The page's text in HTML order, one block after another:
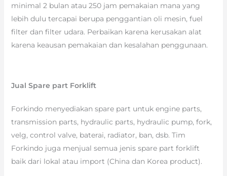
minimal 2 bulan atau 250 jam pemakaian mana yang
lebih dulu tercapai berupa penggantian oli mesin, fuel
filter dan filter udara. Perbaikan karena kerusakan alat
karena keausan pemakaian dan kesalahan penggunaan.
Jual Spare part Forklift
Forkindo menyediakan spare part untuk engine parts,
transmission parts, hydraulic parts, hydraulic pump, fork,
velg, control valve, baterai, radiator, ban, dsb. Tim
Forkindo juga menjual semua jenis spare part forklift
baik dari lokal atau import (China dan Korea product).